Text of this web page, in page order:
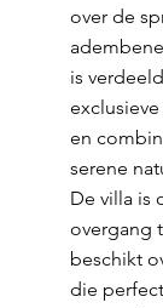
over de
is
en
serene
De villa is
overgang
beschikt
die